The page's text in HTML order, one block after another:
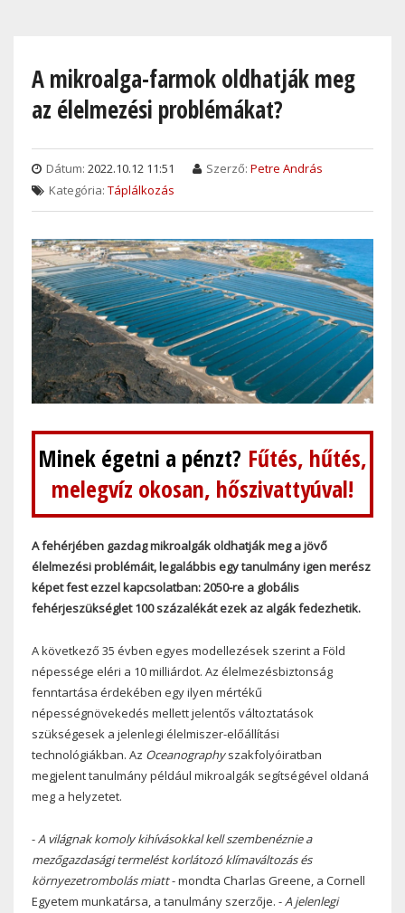
contentA mikroalga-farmok oldhatják meg
az élelmezési problémákat?
Dátum: 2022.10.12 11:51 Szerző: Petre András
Kategória: Táplálkozás
Minek égetni a pénzt? Fűtés, hűtés,
melegvíz okosan, hőszivattyúval!
A fehérjében gazdag mikroalgák oldhatják meg a jövő
élelmezési problémáit, legalábbis egy tanulmány igen merész
képet fest ezzel kapcsolatban: 2050-re a globális
fehérjeszükséglet 100 százalékát ezek az algák fedezhetik.
A következő 35 évben egyes modellezések szerint a Föld
népessége eléri a 10 milliárdot. Az élelmezésbiztonság
fenntartása érdekében egy ilyen mértékű
népességnövekedés mellett jelentős változtatások
szükségesek a jelenlegi élelmiszer-előállítási
technológiákban. Az Oceanographyszakfolyóiratban
megjelent tanulmány például mikroalgák segítségével oldaná
meg a helyzetet.
-A világnak komoly kihívásokkal kell szembenéznie a
mezőgazdasági termelést korlátozó klímaváltozás és
környezetrombolás miatt- mondta Charlas Greene, a Cornell
Egyetem munkatársa, a tanulmány szerzője. -A jelenlegi